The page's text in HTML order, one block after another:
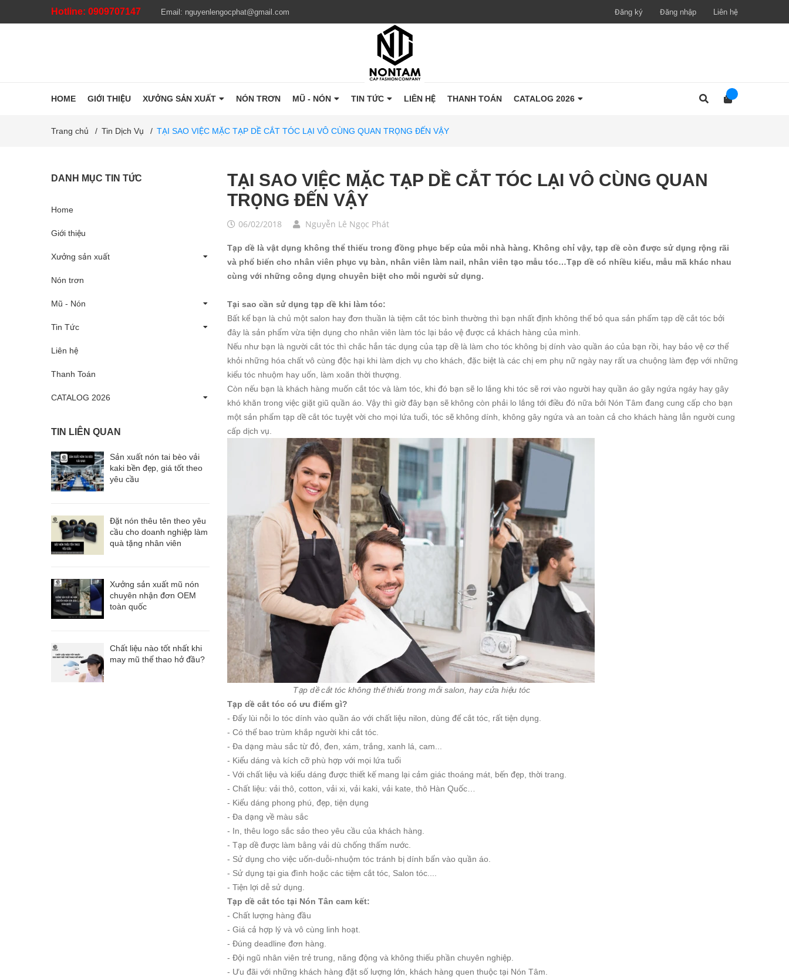
Hotline: 0909707147 Email: nguyenlengocphat@gmail.com Đăng ký Đăng nhập Liên hệ
HOME GIỚI THIỆU XƯỞNG SẢN XUẤT NÓN TRƠN MŨ - NÓN TIN TỨC LIÊN HỆ THANH TOÁN CATALOG 2026
Trang chủ / Tin Dịch Vụ / TẠI SAO VIỆC MẶC TẠP DỀ CẮT TÓC LẠI VÔ CÙNG QUAN TRỌNG ĐẾN VẬY
DANH MỤC TIN TỨC
Home
Giới thiệu
Xưởng sản xuất
Nón trơn
Mũ - Nón
Tin Tức
Liên hệ
Thanh Toán
CATALOG 2026
TIN LIÊN QUAN
Sản xuất nón tai bèo vải
kaki bền đẹp, giá tốt theo
yêu cầu
Đặt nón thêu tên theo yêu
cầu cho doanh nghiệp làm
quà tặng nhân viên
Xưởng sản xuất mũ nón
chuyên nhận đơn OEM
toàn quốc
Chất liệu nào tốt nhất khi
may mũ thể thao hở đầu?
TẠI SAO VIỆC MẶC TẠP DỀ CẮT TÓC LẠI VÔ CÙNG QUAN
TRỌNG ĐẾN VẬY
06/02/2018 Nguyễn Lê Ngọc Phát
Tạp dề là vật dụng không thể thiếu trong đồng phục bếp của mỗi nhà hàng. Không chỉ vậy, tạp dề còn được sử dụng rộng rãi
và phổ biến cho nhân viên phục vụ bàn, nhân viên làm nail, nhân viên tạo mẫu tóc…Tạp dề có nhiều kiểu, mẫu mã khác nhau
cùng với những công dụng chuyên biệt cho mỗi người sử dụng.
Tại sao cần sử dụng tạp dề khi làm tóc:
Bất kể bạn là chủ một salon hay đơn thuần là tiệm cắt tóc bình thường thì bạn nhất định không thể bỏ qua sản phẩm tạp dề cắt tóc bởi
đây là sản phẩm vừa tiện dụng cho nhân viên làm tóc lại bảo vệ được cả khách hàng của mình.
Nếu như bạn là người cắt tóc thì chắc hẳn tác dụng của tạp dề là làm cho tóc không bị dính vào quần áo của bạn rồi, hay bảo vệ cơ thể
khỏi những hóa chất vô cùng độc hại khi làm dịch vụ cho khách, đặc biệt là các chị em phụ nữ ngày nay rất ưa chuộng làm đẹp với những
kiểu tóc nhuộm hay uốn, làm xoăn thời thượng.
Còn nếu bạn là khách hàng muốn cắt tóc và làm tóc, khi đó bạn sẽ lo lắng khi tóc sẽ rơi vào người hay quần áo gây ngứa ngáy hay gây
khó khăn trong việc giặt giũ quần áo. Vậy thì giờ đây bạn sẽ không còn phải lo lắng tới điều đó nữa bởi Nón Tâm đang cung cấp cho bạn
một sản phẩm tạp dề cắt tóc tuyệt vời cho mọi lứa tuổi, tóc sẽ không dính, không gây ngứa và an toàn cả cho khách hàng lẫn người cung
cấp dịch vụ.
Tạp dề cắt tóc không thể thiếu trong mỗi salon, hay cửa hiệu tóc
Tạp dề cắt tóc có ưu điểm gì?
- Đẩy lùi nỗi lo tóc dính vào quần áo với chất liệu nilon, dùng để cắt tóc, rất tiện dụng.
- Có thể bao trùm khắp người khi cắt tóc.
- Đa dạng màu sắc từ đỏ, đen, xám, trắng, xanh lá, cam...
- Kiểu dáng và kích cỡ phù hợp với mọi lứa tuổi
- Với chất liệu và kiểu dáng được thiết kế mang lại cảm giác thoáng mát, bến đẹp, thời trang.
- Chất liệu: vải thô, cotton, vải xi, vải kaki, vải kate, thô Hàn Quốc…
- Kiểu dáng phong phú, đẹp, tiện dụng
- Đa dạng về màu sắc
- In, thêu logo sắc sảo theo yêu cầu của khách hàng.
- Tạp dề được làm bằng vải dù chống thấm nước.
- Sử dụng cho việc uốn-duỗi-nhuộm tóc tránh bị dính bẩn vào quần áo.
- Sử dụng tại gia đình hoặc các tiệm cắt tóc, Salon tóc....
- Tiện lợi dễ sử dụng.
Tạp dề cắt tóc tại Nón Tân cam kết:
- Chất lượng hàng đầu
- Giá cả hợp lý và vô cùng linh hoạt.
- Đúng deadline đơn hàng.
- Đội ngũ nhân viên trẻ trung, năng động và không thiếu phần chuyên nghiệp.
- Ưu đãi với những khách hàng đặt số lượng lớn, khách hàng quen thuộc tại Nón Tâm.